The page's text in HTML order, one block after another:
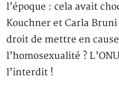
l’époque : cela avait
Kouchner et Carla
droit de mettre en
l’homosexualité ?
l’interdit !